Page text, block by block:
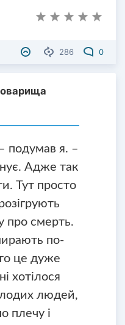
286 0
подумав я. –
Адже так
Тут просто
про смерть.
по-
це дуже
хотілося
людей,
плечу і